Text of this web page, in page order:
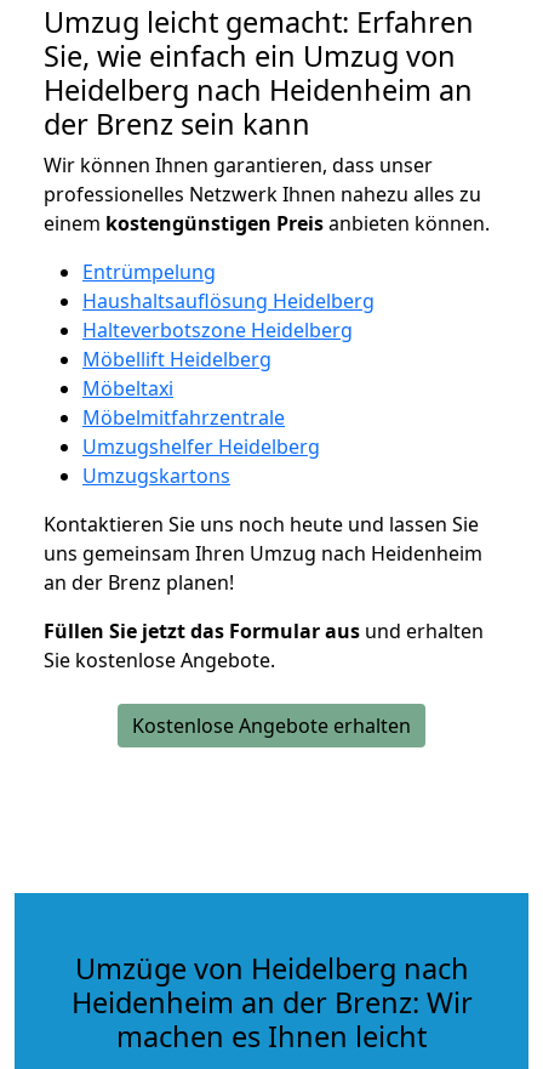
Umzug leicht gemacht: Erfahren
Sie, wie einfach ein Umzug von
Heidelberg nach Heidenheim an
der Brenz sein kann
Wir können Ihnen garantieren, dass unser
professionelles Netzwerk Ihnen nahezu alles zu
einem kostengünstigen Preisanbieten können.
Entrümpelung
Haushaltsauflösung Heidelberg
Halteverbotszone Heidelberg
Möbellift Heidelberg
Möbeltaxi
Möbelmitfahrzentrale
Umzugshelfer Heidelberg
Umzugskartons
Kontaktieren Sie uns noch heute und lassen Sie
uns gemeinsam Ihren Umzug nach Heidenheim
an der Brenz planen!
Füllen Sie jetzt das Formular aus und erhalten
Sie kostenlose Angebote.
Kostenlose Angebote erhalten
Umzüge von Heidelberg nach
Heidenheim an der Brenz: Wir
machen es Ihnen leicht